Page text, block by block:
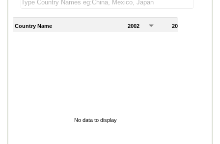
Country Name 2002 2003
No data to display